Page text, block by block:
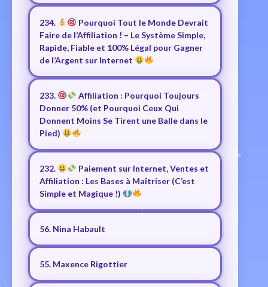
234.
Pourquoi Tout le Monde Devrait
Faire de l’Affiliation ! – Le Système Simple,
Rapide, Fiable et 100% Légal pour Gagner
de l’Argent sur Internet
233.
Affiliation : Pourquoi Toujours
Donner 50% (et Pourquoi Ceux Qui
Donnent Moins Se Tirent une Balle dans le
Pied)
232.
Paiement sur Internet, Ventes et
Affiliation : Les Bases à Maîtriser (C’est
Simple et Magique !)
56. Nina Habault
55. Maxence Rigottier